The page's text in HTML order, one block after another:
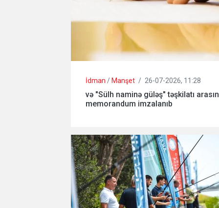
İdman /Manşet / 26-07-2026, 11:28
və "Sülh naminə güləş" təşkilatı
memorandum imzalanıb